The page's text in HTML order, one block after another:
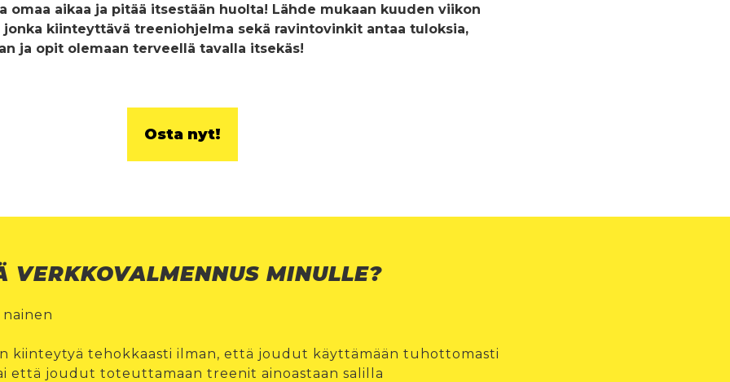
omaa aikaa ja pitää itsestään huolta! Lähde mukaan kuuden viikon
kiinteyttävä treeniohjelma sekä ravintovinkit antaa tuloksia,
ja opit olemaan terveellä tavalla itsekäs!
Osta nyt!
VERKKOVALMENNUS MINULLE?
kiinteytyä tehokkaasti ilman, että joudut käyttämään tuhottomasti
että joudut toteuttamaan treenit ainoastaan salilla